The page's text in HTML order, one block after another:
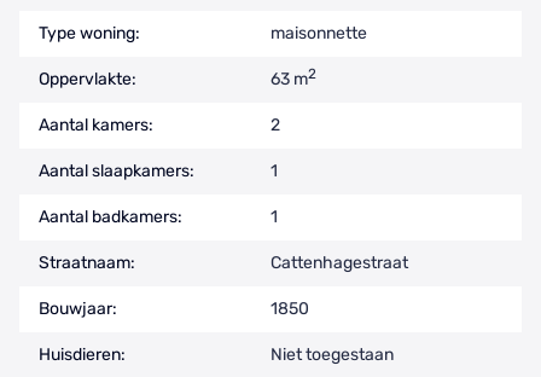
Type woning: maisonnette
Oppervlakte: 63 m2
Aantal kamers: 2
Aantal slaapkamers: 1
Aantal badkamers: 1
Straatnaam: Cattenhagestraat
Bouwjaar: 1850
Huisdieren: Niet toegestaan